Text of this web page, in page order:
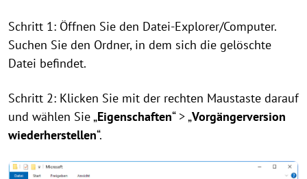
Schritt 1: Öffnen Sie den Datei-Explorer/Computer.
Suchen Sie den Ordner, in dem sich die gelöschte
Datei befindet.
Schritt 2: Klicken Sie mit der rechten Maustaste darauf
und wählen Sie „Eigenschaften“ > „Vorgängerversion
wiederherstellen“.